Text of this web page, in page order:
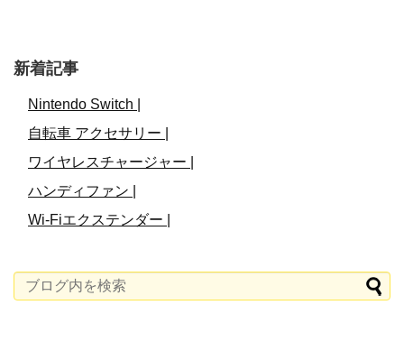
新着記事
Nintendo Switch |
自転車 アクセサリー |
ワイヤレスチャージャー |
ハンディファン |
Wi-Fiエクステンダー |